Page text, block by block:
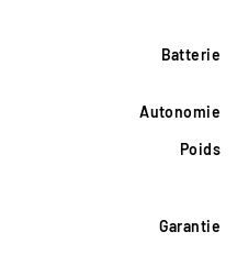
Batterie
Autonomie
Poids
Garantie